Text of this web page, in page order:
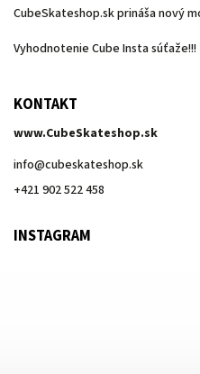
CubeSkateshop.sk prináša nový
Vyhodnotenie Cube Insta súťaže!!!
KONTAKT
www.CubeSkateshop.sk
info@cubeskateshop.sk
+421 902 522 458
INSTAGRAM